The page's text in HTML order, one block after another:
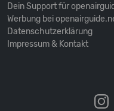
Dein Support für
Werbung bei
Datenschutz­erklärung
Impressum & Kontakt